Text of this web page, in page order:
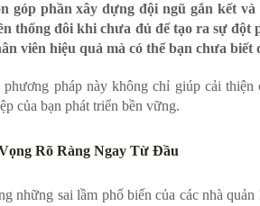
góp phần xây dựng đội ngũ gắn kết
thống đôi khi chưa đủ để tạo ra sự đột
viên hiệu quả mà có thể bạn chưa biết
pháp này không chỉ giúp cải thiện
của bạn phát triển bền vững.
Rõ Ràng Ngay Từ Đầu
sai lầm phổ biến của các nhà quản